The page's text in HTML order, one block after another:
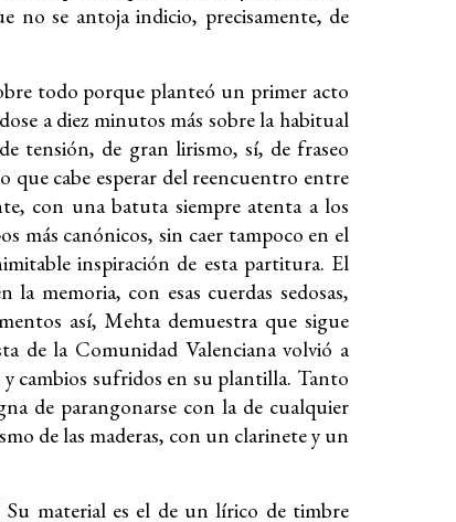
no se antoja indicio, precisamente, de
todo porque planteó un primer acto
a diez minutos más sobre la habitual
tensión, de gran lirismo, sí, de fraseo
cabe esperar del reencuentro entre
con una batuta siempre atenta a los
más canónicos, sin caer tampoco en el
inspiración de esta partitura. El
memoria, con esas cuerdas sedosas,
así, Mehta demuestra que sigue
de la Comunidad Valenciana volvió a
cambios sufridos en su plantilla. Tanto
de parangonarse con la de cualquier
de las maderas, con un clarinete y un
Su material es el de un lírico de timbre